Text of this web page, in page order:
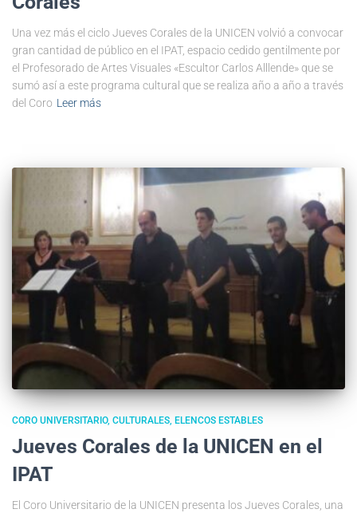
Una vez más el ciclo Jueves Corales de la UNICEN volvió a convocar
gran cantidad de público en el IPAT, espacio cedido gentilmente por
el Profesorado de Artes Visuales «Escultor Carlos Alllende» que se
sumó así a este programa cultural que se realiza año a año a través
del Coro Leer más
CORO UNIVERSITARIO CULTURALES ELENCOS ESTABLES
Jueves Corales de la UNICEN en el
IPAT
El Coro Universitario de la UNICEN presenta los Jueves Corales, una